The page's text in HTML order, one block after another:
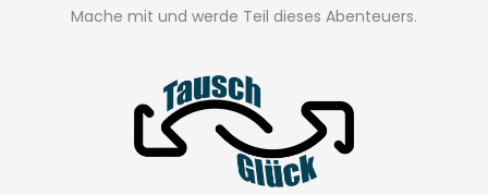
Mache mit und werde Teil dieses Abenteuers.